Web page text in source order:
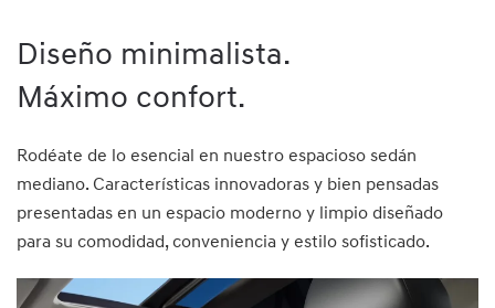
Diseño minimalista.
Máximo confort.⁠
Rodéate de lo esencial en nuestro espacioso sedán
mediano. Características innovadoras y bien pensadas
presentadas en un espacio moderno y limpio diseñado
para su comodidad, conveniencia y estilo sofisticado.